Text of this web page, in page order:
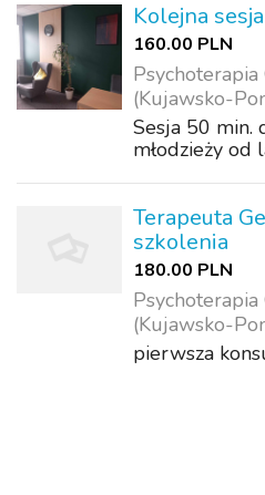
Kolejna
160.00 PLN
(Kujawsko-
Sesja 50 min.
młodzieży od
Terapeuta
szkolenia
180.00 PLN
(Kujawsko-
pierwsza